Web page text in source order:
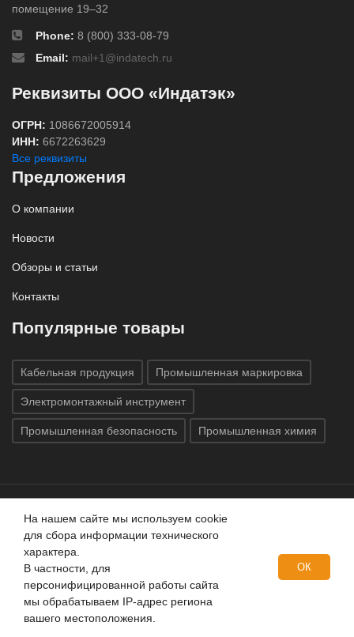
помещение 19–32
Phone: 8 (800) 333-08-79
Email: mail+1@indatech.ru
Реквизиты ООО «Индатэк»
ОГРН: 1086672005914
ИНН: 6672263629
Все реквизиты
Предложения
О компании
Новости
Обзоры и статьи
Контакты
Популярные товары
Кабельная продукция Промышленная маркировка
Электромонтажный инструмент
Промышленная безопасность Промышленная химия
Все права защищены © 2020 ГК «Индатэк»
защищены.Использование материалов с сайта запрещено.
Данный сайт не является публичной офертой, определяемой
положениями статей 437 (2) ГК РФ.
На нашем сайте мы используем cookie
для сбора информации технического
характера.
В частности, для
персонифицированной работы сайта
мы обрабатываем IP-адрес региона
вашего местоположения.
ОК